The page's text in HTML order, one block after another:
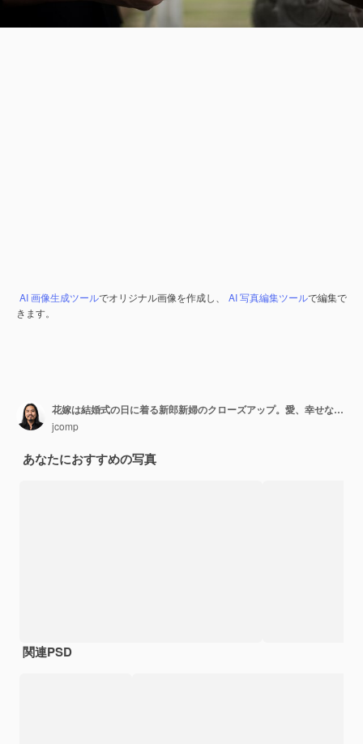
AI 画像生成ツールでオリジナル画像を作成し、 AI 写真編集ツールで編集で
きます。
花嫁は結婚式の日に着る新郎新婦のクローズアップ。愛、幸せな結婚の概念。
jcomp
あなたにおすすめの写真
関連PSD